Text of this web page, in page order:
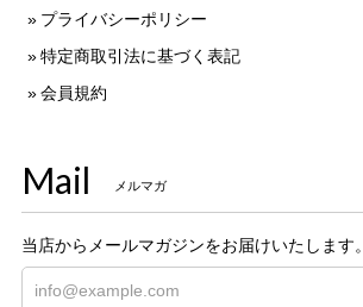
プライバシーポリシー
特定商取引法に基づく表記
会員規約
Mail メルマガ
当店からメールマガジンをお届けいたします。